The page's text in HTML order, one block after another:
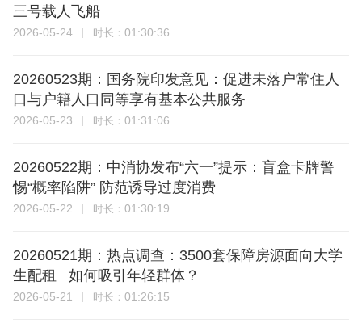
三号载人飞船
2026-05-24 时长： 01:30:36
20260523期：国务院印发意见：促进未落户常住人
口与户籍人口同等享有基本公共服务
2026-05-23 时长： 01:31:06
20260522期：中消协发布“六一”提示：盲盒卡牌警
惕“概率陷阱” 防范诱导过度消费
2026-05-22 时长： 01:30:19
20260521期：热点调查：3500套保障房源面向大学
生配租 如何吸引年轻群体？
2026-05-21 时长： 01:26:15